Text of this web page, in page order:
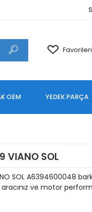
OEM YEDEK PARÇA
VIANO SOL
SOL A6394600048
ve motor